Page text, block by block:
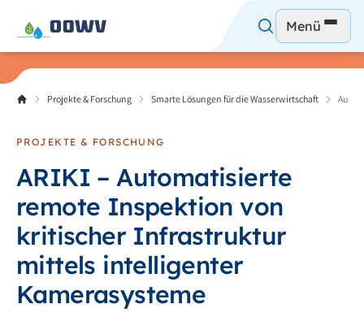
Menü
Projekte & Forschung Smarte Lösungen für die Wasserwirtschaft
PROJEKTE & FORSCHUNG
ARIKI – Automatisierte
remote Inspektion von
kritischer Infrastruktur
mittels intelligenter
Kamerasysteme